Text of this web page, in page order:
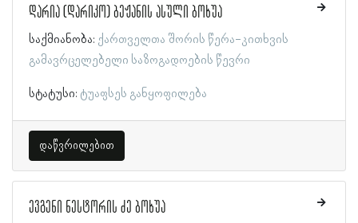
დარია (დარიკო) ბეჟანის ასული ბოხუა
საქმიანობა: ქართველთა შორის წერა-კითხვის
გამავრცელებელი საზოგადოების წევრი
სტატუსი: ტუაფსეს განყოფილება
დაწვრილებით
ევგენი ნესტორის ძე ბოხუა